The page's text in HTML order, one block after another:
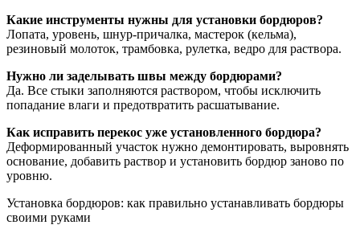
Какие инструменты нужны для установки бордюров?
Лопата, уровень, шнур-причалка, мастерок (кельма),
резиновый молоток, трамбовка, рулетка, ведро для раствора.
Нужно ли заделывать швы между бордюрами?
Да. Все стыки заполняются раствором, чтобы исключить
попадание влаги и предотвратить расшатывание.
Как исправить перекос уже установленного бордюра?
Деформированный участок нужно демонтировать, выровнять
основание, добавить раствор и установить бордюр заново по
уровню.
Установка бордюров: как правильно устанавливать бордюры
своими руками